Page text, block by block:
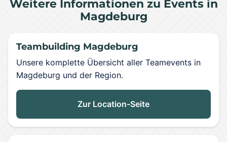
Weitere Informationen zu Events in
Magdeburg
Teambuilding Magdeburg
Unsere komplette Übersicht aller Teamevents in
Magdeburg und der Region.
Zur Location-Seite